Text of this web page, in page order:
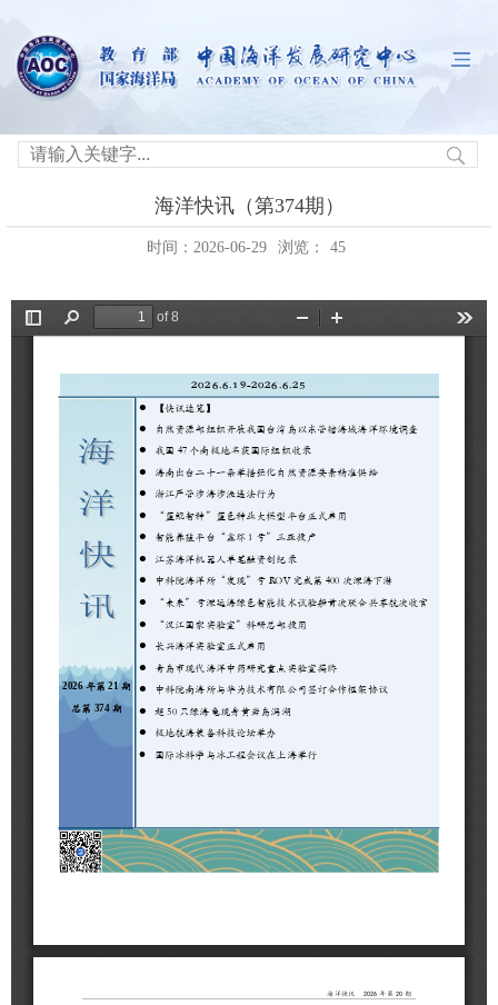
海洋快讯（第374期）
时间：2026-06-29 浏览： 45